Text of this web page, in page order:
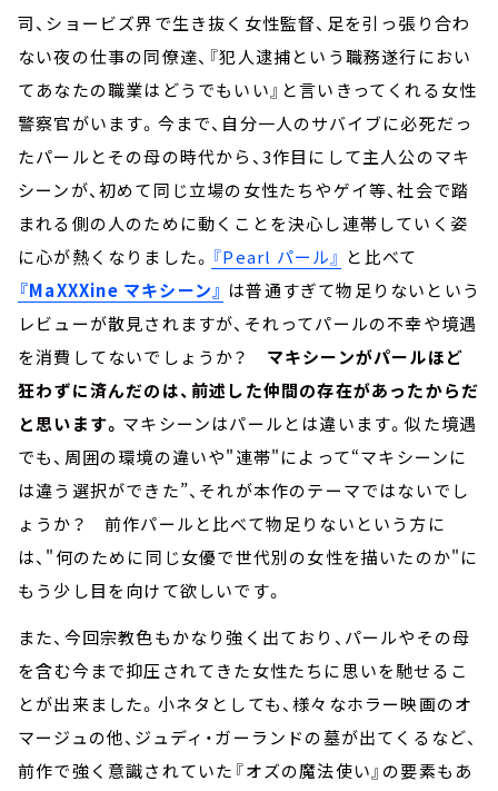
司、ショービズ界で生き抜く女性監督、足を引っ張り合わ
ない夜の仕事の同僚達、『犯人逮捕という職務遂行におい
てあなたの職業はどうでもいい』と言いきってくれる女性
警察官がいます。今まで、自分一人のサバイブに必死だっ
たパールとその母の時代から、3作目にして主人公のマキ
シーンが、初めて同じ立場の女性たちやゲイ等、社会で踏
まれる側の人のために動くことを決心し連帯していく姿
に心が熱くなりました。 『Pearl パール』 と比べて
『MaXXXine マキシーン』 は普通すぎて物足りないという
レビューが散見されますが、それってパールの不幸や境遇
を消費してないでしょうか？ マキシーンがパールほど
狂わずに済んだのは、前述した仲間の存在があったからだ
と思います。 マキシーンはパールとは違います。似た境遇
でも、周囲の環境の違いや"連帯"によって“マキシーンに
は違う選択ができた”、それが本作のテーマではないでし
ょうか？ 前作パールと比べて物足りないという方に
は、"何のために同じ女優で世代別の女性を描いたのか"に
もう少し目を向けて欲しいです。
また、今回宗教色もかなり強く出ており、パールやその母
を含む今まで抑圧されてきた女性たちに思いを馳せるこ
とが出来ました。小ネタとしても、様々なホラー映画のオ
マージュの他、ジュディ・ガーランドの墓が出てくるなど、
前作で強く意識されていた『オズの魔法使い』の要素もあ